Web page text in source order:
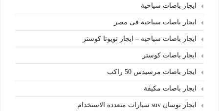
ايجار باصات سياحية
ايجار باصات سياحية فى مصر
ايجار باصات سياحيه – ايجار تويوتا كوستر
ايجار باصات كوستر
ايجار باصات مرسيدس 50 راكب
ايجار باصات مكيفة
ايجار توسان suv سيارات متعددة الاستخدام